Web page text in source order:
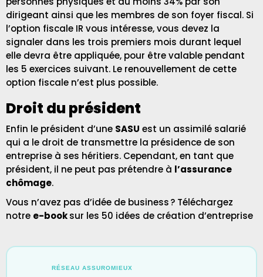
dirigeant ainsi que les membres de son foyer fiscal. Si
l’option fiscale IR vous intéresse, vous devez la
signaler dans les trois premiers mois durant lequel
elle devra être appliquée, pour être valable pendant
les 5 exercices suivant. Le renouvellement de cette
option fiscale n’est plus possible.
Droit du président
Enfin le président d’une SASU est un assimilé salarié
qui a le droit de transmettre la présidence de son
entreprise à ses héritiers. Cependant, en tant que
président, il ne peut pas prétendre à l’assurance
chômage.
Vous n’avez pas d’idée de business ? Téléchargez
notre e-booksur les 50 idées de création d’entreprise
RÉSEAU ASSUROMIEUX